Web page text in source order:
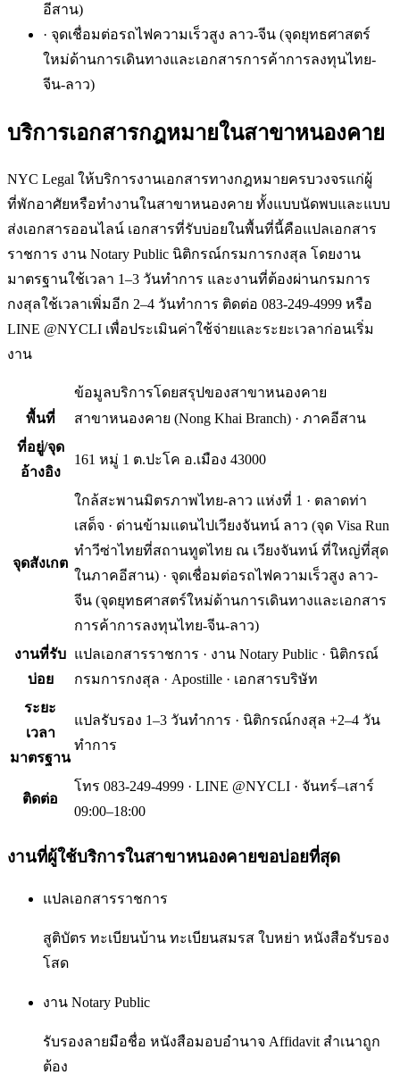
อีสาน)
· จุดเชื่อมต่อรถไฟความเร็วสูง ลาว-จีน (จุดยุทธศาสตร์
ใหม่ด้านการเดินทางและเอกสารการค้าการลงทุนไทย-
จีน-ลาว)
บริการเอกสารกฎหมายในสาขาหนองคาย
NYC Legal ให้บริการงานเอกสารทางกฎหมายครบวงจรแก่ผู้
ที่พักอาศัยหรือทำงานในสาขาหนองคาย ทั้งแบบนัดพบและแบบ
ส่งเอกสารออนไลน์ เอกสารที่รับบ่อยในพื้นที่นี้คือแปลเอกสาร
ราชการ งาน Notary Public นิติกรณ์กรมการกงสุล โดยงาน
มาตรฐานใช้เวลา 1–3 วันทำการ และงานที่ต้องผ่านกรมการ
กงสุลใช้เวลาเพิ่มอีก 2–4 วันทำการ ติดต่อ 083-249-4999 หรือ
LINE @NYCLI เพื่อประเมินค่าใช้จ่ายและระยะเวลาก่อนเริ่ม
งาน
ข้อมูลบริการโดยสรุปของสาขาหนองคาย
พื้นที่
สาขาหนองคาย (Nong Khai Branch) · ภาคอีสาน
ที่อยู่/จุด
อ้างอิง
161 หมู่ 1 ต.ปะโค อ.เมือง 43000
จุดสังเกต
ใกล้สะพานมิตรภาพไทย-ลาว แห่งที่ 1 · ตลาดท่า
เสด็จ · ด่านข้ามแดนไปเวียงจันทน์ ลาว (จุด Visa Run
ทำวีซ่าไทยที่สถานทูตไทย ณ เวียงจันทน์ ที่ใหญ่ที่สุด
ในภาคอีสาน) · จุดเชื่อมต่อรถไฟความเร็วสูง ลาว-
จีน (จุดยุทธศาสตร์ใหม่ด้านการเดินทางและเอกสาร
การค้าการลงทุนไทย-จีน-ลาว)
งานที่รับ
บ่อย
แปลเอกสารราชการ · งาน Notary Public · นิติกรณ์
กรมการกงสุล · Apostille · เอกสารบริษัท
ระยะ
เวลา
มาตรฐาน
แปลรับรอง 1–3 วันทำการ · นิติกรณ์กงสุล +2–4 วัน
ทำการ
ติดต่อ
โทร 083-249-4999 · LINE @NYCLI · จันทร์–เสาร์
09:00–18:00
งานที่ผู้ใช้บริการในสาขาหนองคายขอบ่อยที่สุด
แปลเอกสารราชการ
สูติบัตร ทะเบียนบ้าน ทะเบียนสมรส ใบหย่า หนังสือรับรอง
โสด
งาน Notary Public
รับรองลายมือชื่อ หนังสือมอบอำนาจ Affidavit สำเนาถูก
ต้อง